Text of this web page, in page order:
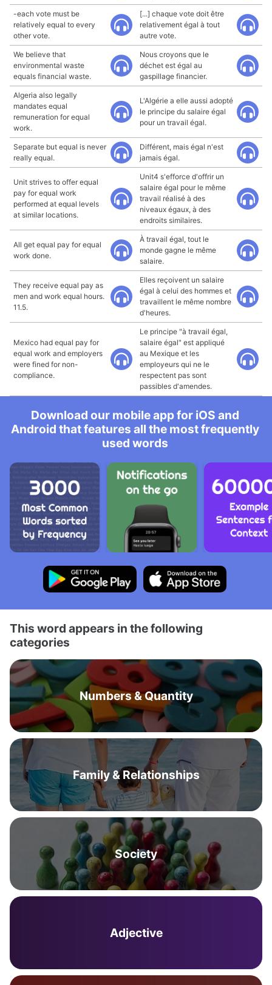
-each vote must be
relatively equal to every
other vote.
[...] chaque vote doit être
relativement égal à tout
autre vote.
We believe that
environmental waste
equals financial waste.
Nous croyons que le
déchet est égal au
gaspillage financier.
Algeria also legally
mandates equal
remuneration for equal
work.
L'Algérie a elle aussi adopté
le principe du salaire égal
pour un travail égal.
Separate but equal is never
really equal.
Différent, mais égal n'est
jamais égal.
Unit strives to offer equal
pay for equal work
performed at equal levels
at similar locations.
Unit4 s'efforce d'offrir un
salaire égal pour le même
travail réalisé à des
niveaux égaux, à des
endroits similaires.
All get equal pay for equal
work done.
À travail égal, tout le
monde gagne le même
salaire.
They receive equal pay as
men and work equal hours.
11.5.
Elles reçoivent un salaire
égal à celui des hommes et
travaillent le même nombre
d'heures.
Mexico had equal pay for
equal work and employers
were fined for non-
compliance.
Le principe "à travail égal,
salaire égal" est appliqué
au Mexique et les
employeurs qui ne le
respectent pas sont
passibles d'amendes.
Download our mobile app for iOS and
Android that features all the most frequently
used words
This word appears in the following
categories
Numbers & Quantity
Family & Relationships
Society
Adjective